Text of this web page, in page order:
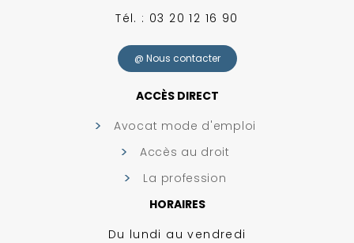
Tél. : 03 20 12 16 90
@ Nous contacter
ACCÈS DIRECT
Avocat mode d'emploi
Accès au droit
La profession
HORAIRES
Du lundi au vendredi